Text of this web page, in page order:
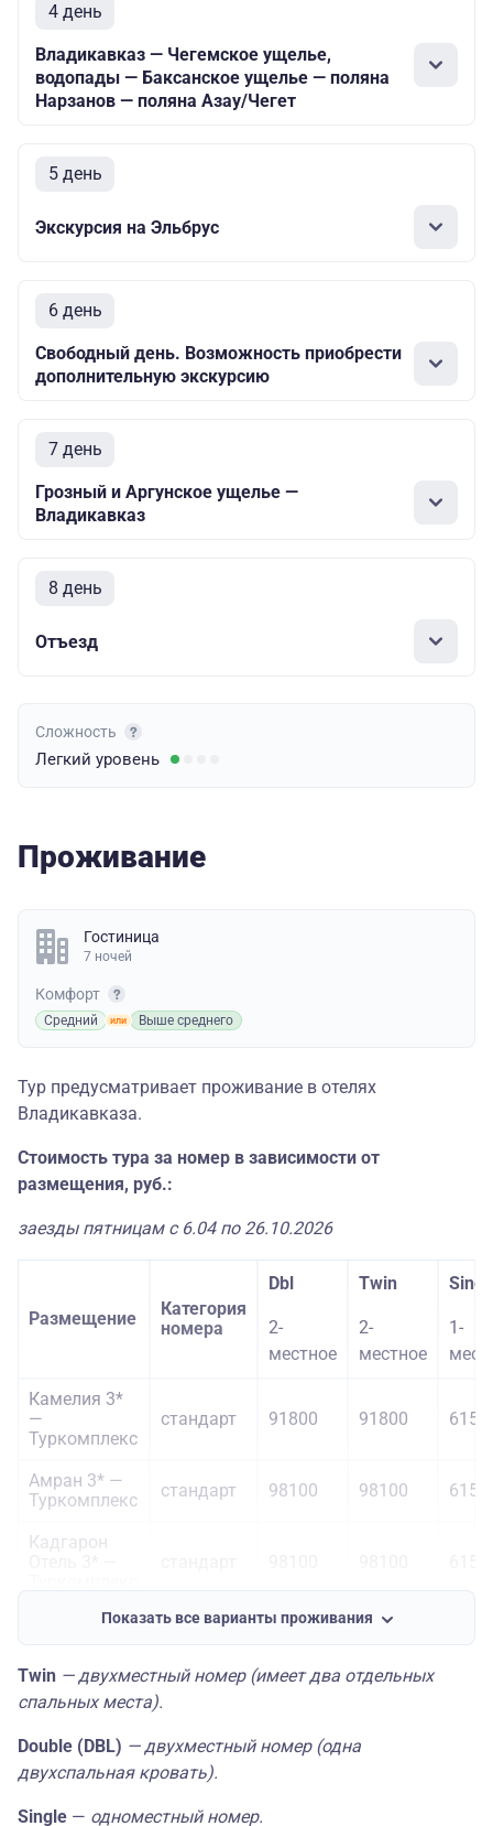
4 день
Владикавказ — Чегемское ущелье,
водопады — Баксанское ущелье — поляна
Нарзанов — поляна Азау/Чегет
5 день
Экскурсия на Эльбрус
6 день
Свободный день. Возможность приобрести
дополнительную экскурсию
7 день
Грозный и Аргунское ущелье —
Владикавказ
8 день
Отъезд
Сложность
Легкий уровень
Проживание
Гостиница
7 ночей
Комфорт
Средний Выше среднего
Тур предусматривает проживание в отелях
Владикавказа.
Стоимость тура за номер в зависимости от
размещения, руб.:
заезды пятницам с 6.04 по 26.10.2026
Размещение
Категория
номера
Dbl
2-
местное
Twin
2-
местное
1-
Камелия 3*
—
Туркомплекс
стандарт 91800 91800
Амран 3* —
Туркомплекс
стандарт 98100 98100
Кадгарон
Люкс 3* —
Туркомплекс
Гостиница
Владикавказ
Туркомплекс
стандарт 132300 132300
комфорт
Показать все варианты проживания
Twin — двухместный номер (имеет два отдельных
спальных места).
Double (DBL) — двухместный номер (одна
двухспальная кровать).
Single — одноместный номер.